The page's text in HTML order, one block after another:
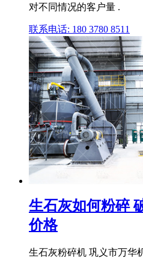
对不同情况的客户量 .
联系电话: 180 3780 8511
生石灰如何粉碎
价格
生石灰粉碎机 巩义市万华